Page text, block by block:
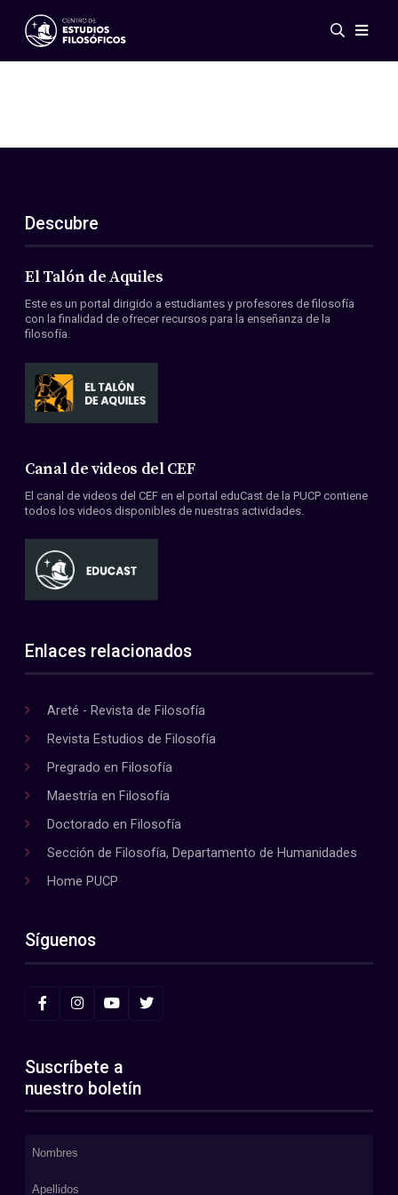
Eventos
ES
EN
Acerca de nosotros
Miembros
Convenios
Descubre
El Talón de Aquiles
Este es un portal dirigido a estudiantes y profesores de filosofía
con la finalidad de ofrecer recursos para la enseñanza de la
filosofía.
Canal de videos del CEF
El canal de videos del CEF en el portal eduCast de la PUCP contiene
todos los videos disponibles de nuestras actividades.
Enlaces relacionados
Areté - Revista de Filosofía
Revista Estudios de Filosofía
Pregrado en Filosofía
Maestría en Filosofía
Doctorado en Filosofía
Sección de Filosofía, Departamento de Humanidades
Home PUCP
Síguenos
Suscríbete a
nuestro boletín